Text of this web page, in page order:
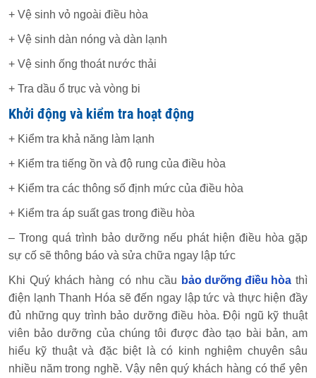
+ Vệ sinh vỏ ngoài điều hòa
+ Vệ sinh dàn nóng và dàn lạnh
+ Vệ sinh ống thoát nước thải
+ Tra dầu ổ trục và vòng bi
Khởi động và kiểm tra hoạt động
+ Kiểm tra khả năng làm lạnh
+ Kiểm tra tiếng ồn và độ rung của điều hòa
+ Kiểm tra các thông số định mức của điều hòa
+ Kiểm tra áp suất gas trong điều hòa
– Trong quá trình bảo dưỡng nếu phát hiện điều hòa gặp
sự cố sẽ thông báo và sửa chữa ngay lập tức
Khi Quý khách hàng có nhu cầu bảo dưỡng điều hòathì
điện lạnh Thanh Hóa sẽ đến ngay lập tức và thực hiện đầy
đủ những quy trình bảo dưỡng điều hòa. Đội ngũ kỹ thuật
viên bảo dưỡng của chúng tôi được đào tạo bài bản, am
hiểu kỹ thuật và đặc biệt là có kinh nghiệm chuyên sâu
nhiều năm trong nghề. Vậy nên quý khách hàng có thể yên